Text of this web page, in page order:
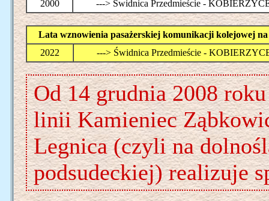
2000
---> Świdnica Przedmieście -
Lata wznowienia pasażerskiej komunikacji kolejowej
2022
---> Świdnica Przedmieście -
Od 14 grudnia 2008
linii Kamieniec
Legnica (czyli na
podsudeckiej) realizuje